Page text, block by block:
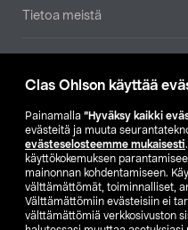
Clas Ohlson käyttää
Painamalla ”Hyväksy kaikki
evästeitä ja muuta
evästeselosteemme mukaisesti
käyttökokemuksen
mainonnan kohdentamiseen.
välttämättömät, toiminnalliset,
Välttämättömiin evästeisiin ei
välttämättömiä verkkosivuston
Tietoa meistä
SE
FI